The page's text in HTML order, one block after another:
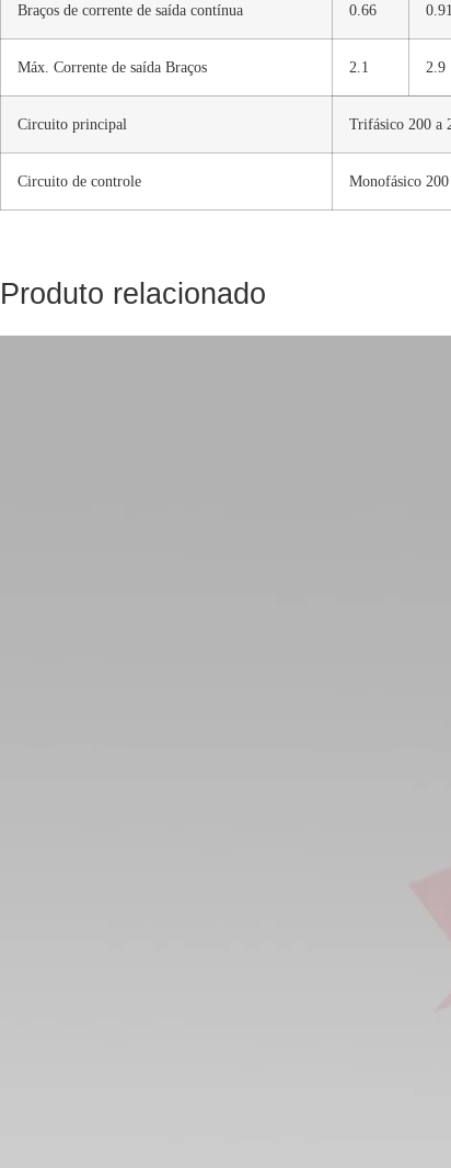
Braços de corrente de saída contínua 0.66 0.91
Máx. Corrente de saída Braços 2.1 2.9
Circuito principal Trifásico 200 a
Circuito de controle Monofásico
Produto relacionado